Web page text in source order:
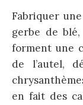
Fabriquer
gerbe de
forment une
de l’autel,
en fait des